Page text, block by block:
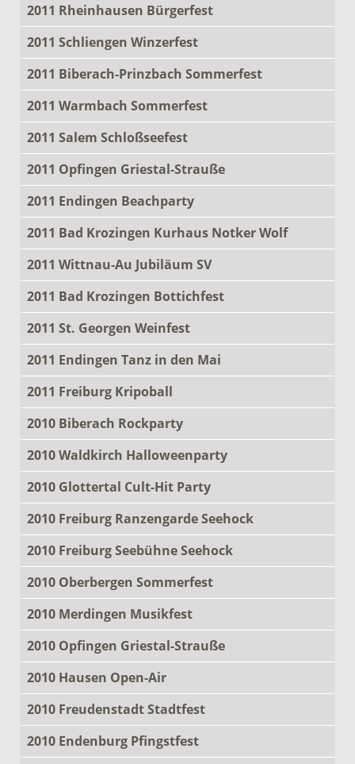
2011 Rheinhausen Bürgerfest
2011 Schliengen Winzerfest
2011 Biberach-Prinzbach Sommerfest
2011 Warmbach Sommerfest
2011 Salem Schloßseefest
2011 Opfingen Griestal-Strauße
2011 Endingen Beachparty
2011 Bad Krozingen Kurhaus Notker Wolf
2011 Wittnau-Au Jubiläum SV
2011 Bad Krozingen Bottichfest
2011 St. Georgen Weinfest
2011 Endingen Tanz in den Mai
2011 Freiburg Kripoball
2010 Biberach Rockparty
2010 Waldkirch Halloweenparty
2010 Glottertal Cult-Hit Party
2010 Freiburg Ranzengarde Seehock
2010 Freiburg Seebühne Seehock
2010 Oberbergen Sommerfest
2010 Merdingen Musikfest
2010 Opfingen Griestal-Strauße
2010 Hausen Open-Air
2010 Freudenstadt Stadtfest
2010 Endenburg Pfingstfest